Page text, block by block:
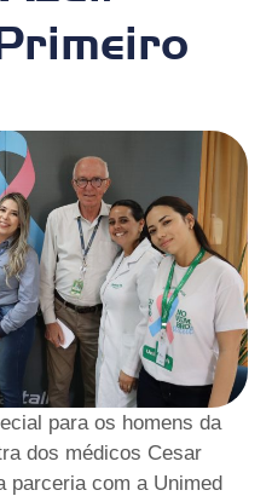
para os homens da
dos médicos Cesar
parceria com a Unimed